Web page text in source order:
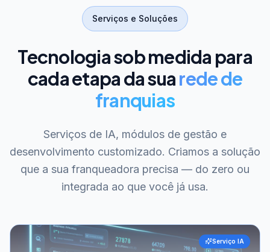
Serviços e Soluções
Tecnologia sob medida para
cada etapa da suarede de
franquias
Serviços de IA, módulos de gestão e
desenvolvimento customizado. Criamos a solução
que a sua franqueadora precisa — do zero ou
integrada ao que você já usa.
Serviço IA